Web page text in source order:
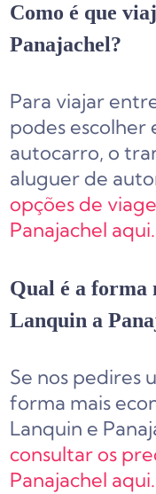
Como é que
Panajachel?
Para viajar
podes escolher
autocarro, o
aluguer de
opções de
Panajachel aqui.
Qual é a forma
Lanquin a
Se nos pedires
forma mais
Lanquin e
consultar os
Panajachel aqui.